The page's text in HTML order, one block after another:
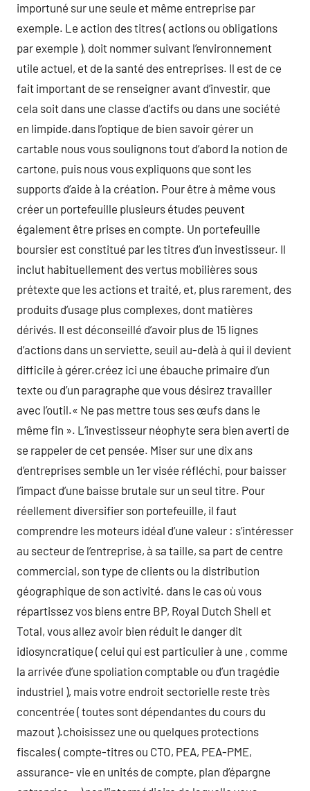
importuné sur une seule et même entreprise par
exemple. Le action des titres ( actions ou obligations
par exemple ), doit nommer suivant l’environnement
utile actuel, et de la santé des entreprises. Il est de ce
fait important de se renseigner avant d’investir, que
cela soit dans une classe d’actifs ou dans une société
en limpide.dans l’optique de bien savoir gérer un
cartable nous vous soulignons tout d’abord la notion de
cartone, puis nous vous expliquons que sont les
supports d’aide à la création. Pour être à même vous
créer un portefeuille plusieurs études peuvent
également être prises en compte. Un portefeuille
boursier est constitué par les titres d’un investisseur. Il
inclut habituellement des vertus mobilières sous
prétexte que les actions et traité, et, plus rarement, des
produits d’usage plus complexes, dont matières
dérivés. Il est déconseillé d’avoir plus de 15 lignes
d’actions dans un serviette, seuil au-delà à qui il devient
difficile à gérer.créez ici une ébauche primaire d’un
texte ou d’un paragraphe que vous désirez travailler
avec l’outil.« Ne pas mettre tous ses œufs dans le
même fin ». L’investisseur néophyte sera bien averti de
se rappeler de cet pensée. Miser sur une dix ans
d’entreprises semble un 1er visée réfléchi, pour baisser
l’impact d’une baisse brutale sur un seul titre. Pour
réellement diversifier son portefeuille, il faut
comprendre les moteurs idéal d’une valeur : s’intéresser
au secteur de l’entreprise, à sa taille, sa part de centre
commercial, son type de clients ou la distribution
géographique de son activité. dans le cas où vous
répartissez vos biens entre BP, Royal Dutch Shell et
Total, vous allez avoir bien réduit le danger dit
idiosyncratique ( celui qui est particulier à une , comme
la arrivée d’une spoliation comptable ou d’un tragédie
industriel ), mais votre endroit sectorielle reste très
concentrée ( toutes sont dépendantes du cours du
mazout ).choisissez une ou quelques protections
fiscales ( compte-titres ou CTO, PEA, PEA-PME,
assurance- vie en unités de compte, plan d’épargne